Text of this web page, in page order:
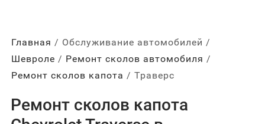
Главная
Обслуживание автомобилей
Шевроле
Ремонт сколов автомобиля
Ремонт сколов капота
Траверс
Ремонт сколов капота